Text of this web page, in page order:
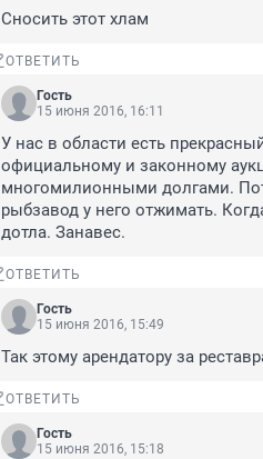
Сносить этот хлам
ОТВЕТИТЬ
Гость
15 июня 2016, 16:11
У нас в области есть
официальному и законному
многомилионными долгами.
рыбзавод у него отжимать.
дотла. Занавес.
ОТВЕТИТЬ
Гость
15 июня 2016, 15:49
Так этому арендатору за
ОТВЕТИТЬ
Гость
15 июня 2016, 15:18